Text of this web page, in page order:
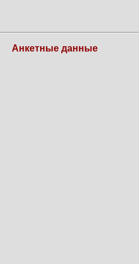
Анкетные данные